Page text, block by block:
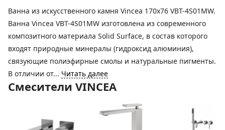
Ванна из искусственного камня Vincea 170x76 VBT-4S01MW.
Ванна Vincea VBT-4S01MW изготовлена из современного
композитного материала Solid Surface, в состав которого
входят природные минералы (гидроксид алюминия),
связующие полиэфирные смолы и натуральные пигменты.
В отличии от... Читать далее
Смесители VINCEA